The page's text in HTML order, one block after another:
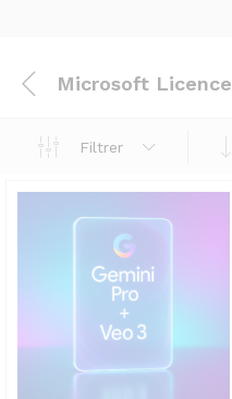
Microsoft Licence
Filtrer